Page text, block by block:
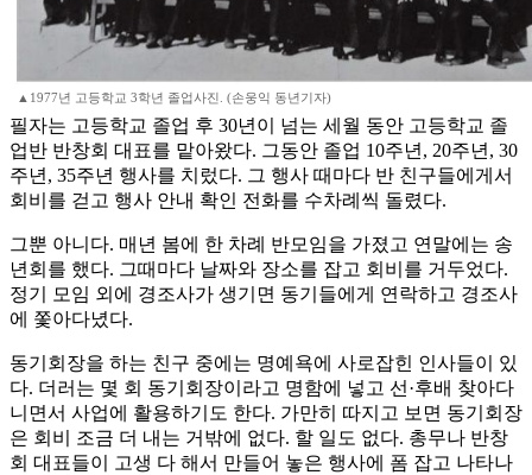
▲1977년 고등학교 3학년 졸업사진. (손웅익 동년기자)
필자는 고등학교 졸업 후 30년이 넘는 세월 동안 고등학교 졸
업반 반창회 대표를 맡아왔다. 그동안 졸업 10주년, 20주년, 30
주년, 35주년 행사를 치렀다. 그 행사 때마다 반 친구들에게서
회비를 걷고 행사 안내 확인 전화를 수차례씩 돌렸다.
그뿐 아니다. 매년 봄에 한 차례 반모임을 가졌고 연말에는 송
년회를 했다. 그때마다 날짜와 장소를 잡고 회비를 거두었다.
정기 모임 외에 경조사가 생기면 동기들에게 연락하고 경조사
에 쫓아다녔다.
동기회장을 하는 친구 중에는 명예욕에 사로잡힌 인사들이 있
다. 더러는 몇 회 동기회장이라고 명함에 넣고 선·후배 찾아다
니면서 사업에 활용하기도 한다. 가만히 따지고 보면 동기회장
은 회비 조금 더 내는 거밖에 없다. 할 일도 없다. 총무나 반창
회 대표들이 고생 다 해서 만들어 놓은 행사에 폼 잡고 나타나